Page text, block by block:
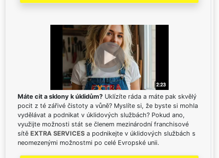
Máte cit a sklony k úklidům? Uklízíte ráda a máte pak skvělý
pocit z té zářivé čistoty a vůně? Myslíte si, že byste si mohla
vydělávat a podnikat v úklidových službách? Pokud ano,
využijte možnosti stát se členem mezinárodní franchisové
sítě EXTRA SERVICES a podnikejte v úklidových službách s
neomezenými možnostmi po celé Evropské unii.